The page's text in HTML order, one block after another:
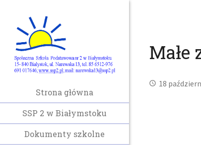
Strona główna
SSP 2 w Białymstoku
Dokumenty szkolne
18